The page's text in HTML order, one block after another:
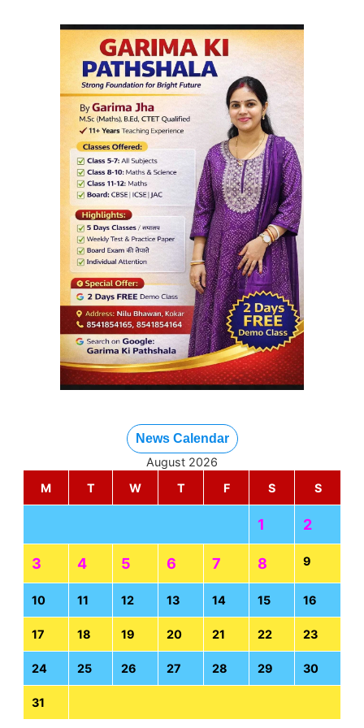
News Calendar
August 2026
M
T W T F S S
1 2
3 4 5 6 7 8 9
10 11 12 13 14 15 16
17 18 19 20 21 22 23
24 25 26 27 28 29 30
31